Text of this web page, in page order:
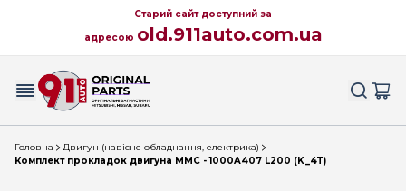
Старий сайт доступний за
адресою old.911auto.com.ua
Головна
Двигун (навісне обладнання, електрика)
Комплект прокладок двигуна MMC - 1000A407 L200 (K_4T)